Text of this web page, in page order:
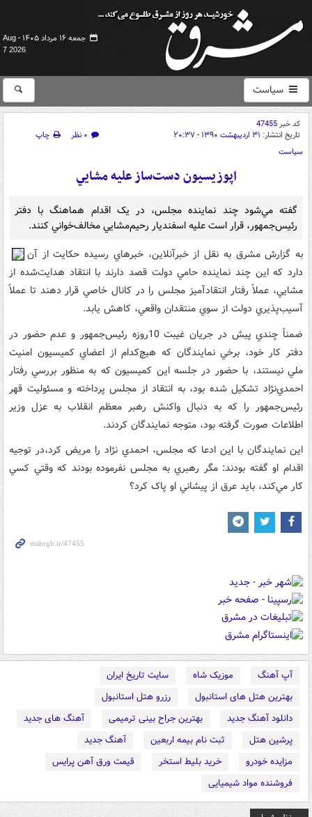
جمعه ۱۶ مرداد ۱۴۰۵ -
Aug
7 2026
سیاست
کد خبر47455
تاریخ انتشار: ۳۱ اردیبهشت ۱۳۹۰ - ۲۰:۳۷ ۰ نظر
چاپ
سیاست
اپوزيسيون دست‌ساز عليه مشايي
گفته مي‌شود چند نماينده مجلس، در يک اقدام هماهنگ با دفتر
رئيس‌جمهور، قرار است عليه اسفنديار رحيم‌مشايي مخالف‌خواني کنند.
به گزارش مشرق به نقل از خبرآنلاين، خبرهاي رسيده حکايت از آن
دارد که اين چند نماينده حامي دولت قصد دارند با انتقاد هدايت‌شده از
مشايي، عملاً رفتار انتقادآميز مجلس را در کانال خاصي قرار دهند تا عملاً
آسيب‌پذيري دولت از سوي منتقدان واقعي، کاهش يابد.
ضمناً چندي پيش در جريان غيبت 10روزه رئيس‌جمهور و عدم حضور در
دفتر کار خود، برخي نمايندگان که هيچ‌کدام از اعضاي کميسيون امنيت
ملي نيستند، با حضور در جلسه اين کميسيون که به منظور بررسي رفتار
احمدي‌نژاد تشکيل شده بود، به انتقاد از مجلس پرداخته و مسئوليت قهر
رئيس‌جمهور را که به دنبال واکنش رهبر معظم انقلاب به عزل وزير
اطلاعات صورت گرفته بود، متوجه نمايندگان کردند.
اين نمايندگان با اين ادعا که مجلس، احمدي نژاد را مريض کرد،در توجيه
اقدام او گفته بودند: مگر رهبري به مجلس نفرموده بودند که وقتي کسي
کار مي‌کند، بايد عرق از پيشاني او پاک کرد؟
آپ آهنگ موزیک شاه
سایت تاریخ ایران
بهترین هتل های استانبول
رزرو هتل استانبول
دانلود آهنگ جدید
بهترین جراح بینی ترمیمی
آهنگ های جدید
پرشین هتل
ثبت نام بیمه اربعین
آهنگ جدید
مزایده خودرو
خرید بلیط استخر
قیمت ورق آهن پرایس
فروشنده مواد شیمیایی